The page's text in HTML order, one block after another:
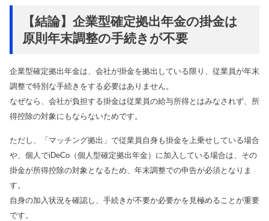
【結論】企業型確定拠出年金の掛金は
原則年末調整の手続きが不要
企業型確定拠出年金は、会社が掛金を拠出している限り、従業員が年末
調整で特別な手続きをする必要はありません。
なぜなら、会社が負担する掛金は従業員の給与所得とはみなされず、所
得控除の対象にもならないためです。
ただし、「マッチング拠出」で従業員自身も掛金を上乗せしている場合
や、個人でiDeCo（個人型確定拠出年金）に加入している場合は、その
掛金が所得控除の対象となるため、年末調整での申告が必須となりま
す。
自身の加入状況を確認し、手続きが不要か必要かを見極めることが重要
です。